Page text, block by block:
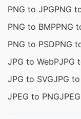
PNG to JPGPNG
PNG to BMPPNG
PNG to PSDPNG
JPG to WebPJPG
JPG to SVGJPG
JPEG to PNG